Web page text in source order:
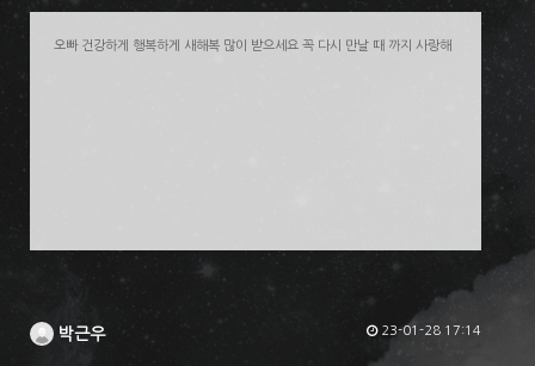
오빠 건강하게 행복하게 새해복 많이 받으세요 꼭 다시 만날 때 까지 사랑해
박근우 23-01-28 17:14